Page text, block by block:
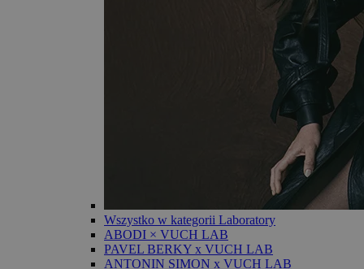
Wszystko w kategorii Laboratory
ABODI × VUCH LAB
PAVEL BERKY x VUCH LAB
ANTONIN SIMON x VUCH LAB